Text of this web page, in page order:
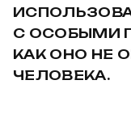
С ОСОБЫМИ
КАК ОНО НЕ
ЧЕЛОВЕКА.